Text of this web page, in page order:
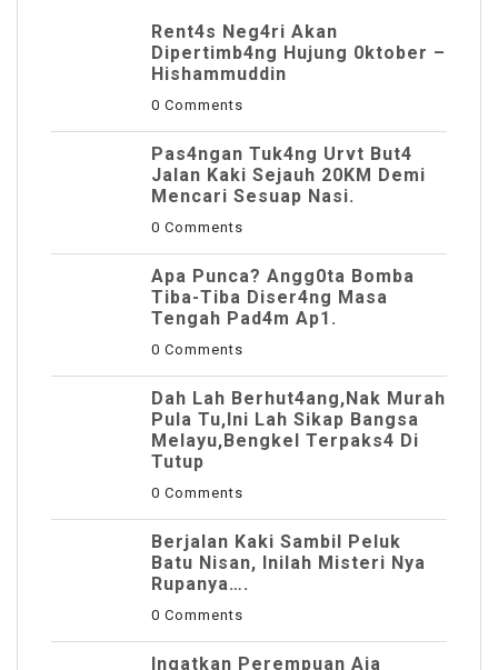
Rent4s Neg4ri Akan
Dipertimb4ng Hujung 0ktober –
Hishammuddin
0 Comments
Pas4ngan Tuk4ng Urvt But4
JaIan Kaki Sejauh 20KM Demi
Mencari Sesuap Nasi.
0 Comments
Apa Punca? Angg0ta Bomba
Tiba-Tiba Diser4ng Masa
Tengah Pad4m Ap1.
0 Comments
Dah Lah Berhut4ang,Nak Murah
Pula Tu,Ini Lah Sikap Bangsa
Melayu,Bengkel Terpaks4 Di
Tutup
0 Comments
Berjalan Kaki Sambil Peluk
Batu Nisan, Inilah Misteri Nya
Rupanya….
0 Comments
Ingatkan Perempuan Aja